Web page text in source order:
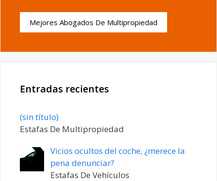
Mejores Abogados De Multipropiedad
Entradas recientes
(sin título)Entrada
20198
Estafas De Multipropiedad
Vicios ocultos del coche, ¿merece la
pena denunciar?
Estafas De Vehículos